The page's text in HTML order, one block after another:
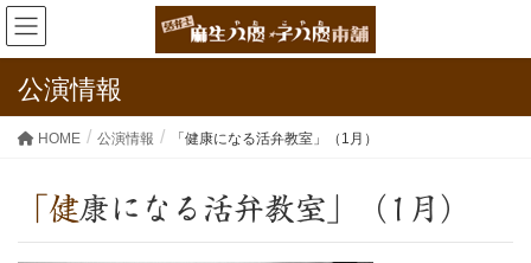
公演情報
HOME 公演情報 「健康になる活弁教室」（1月）
「健康になる活弁教室」（1月）